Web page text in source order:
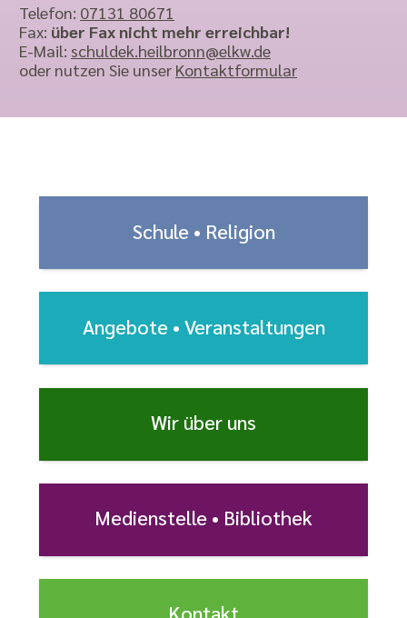
Telefon: 07131 80671
Fax: über Fax nicht mehr erreichbar!
E-Mail: schuldek.heilbronn@elkw.de
oder nutzen Sie unser Kontaktformular
Schule • Religion
Angebote • Veranstal­tungen
Wir über uns
Medienstelle • Bibliothek
Kontakt